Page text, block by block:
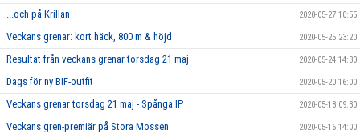
...och på Krillan 2020-05-27 10:55
Veckans grenar: kort häck, 800 m & höjd 2020-05-25 23:20
Resultat från veckans grenar torsdag 21 maj 2020-05-24 14:30
Dags för ny BIF-outfit 2020-05-20 16:00
Veckans grenar torsdag 21 maj - Spånga IP 2020-05-18 09:30
Veckans gren-premiär på Stora Mossen 2020-05-16 14:00